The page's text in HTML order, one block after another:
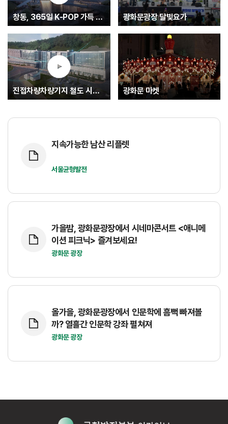
창동, 365일 K-POP 가득 글로벌 문화중심지로.... K-엔터타운
진접차량차량기지 철도 시험운행(최종)
광화문광장 달빛요가
광화문 마켓
지속가능한 남산 리플렛
서울균형발전
가을밤, 광화문광장에서 시네마콘서트 <애니메
이션 피크닉> 즐겨보세요!
광화문 광장
올가을, 광화문광장에서 인문학에 흠뻑 빠져볼
까? 열흘간 인문학 강좌 펼쳐져
광화문 광장